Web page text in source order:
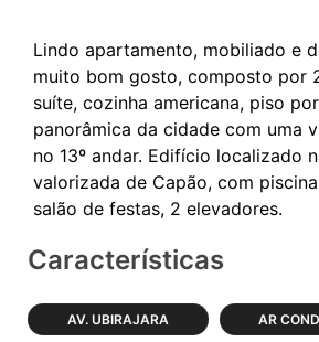
Lindo apartamento, mobiliado e
muito bom gosto, composto por
suíte, cozinha americana, piso
panorâmica da cidade com uma
no 13º andar. Edifício localizado
valorizada de Capão, com
Características
AV. UBIRAJARA AR